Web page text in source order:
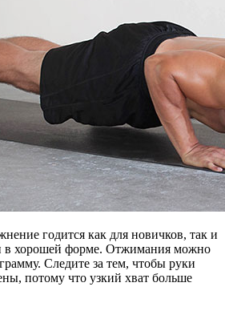
годится как для новичков, так и
в хорошей форме. Отжимания можно
Следите за тем, чтобы руки
потому что узкий хват больше